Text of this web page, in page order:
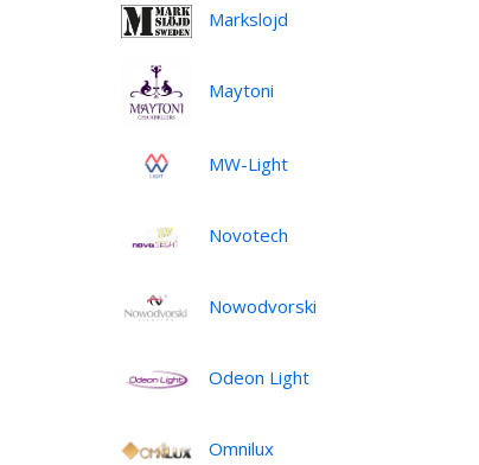
Markslojd
Maytoni
MW-Light
Novotech
Nowodvorski
Odeon Light
Omnilux